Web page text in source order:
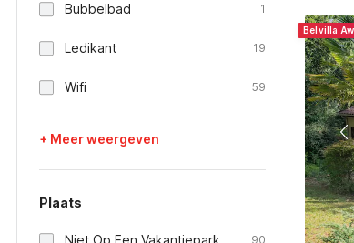
Bubbelbad 1
Ledikant 19
Wifi 59
+ Meer weergeven
Plaats
Niet Op Een Vakantiepark 90
Belvilla